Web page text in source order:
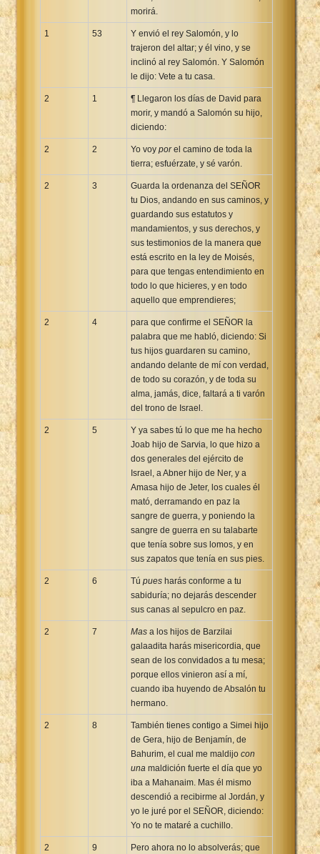
morirá.
1 53
Y envió el rey Salomón, y lo
trajeron del altar; y él vino, y se
inclinó al rey Salomón. Y Salomón
le dijo: Vete a tu casa.
2 1
¶ Llegaron los días de David para
morir, y mandó a Salomón su hijo,
diciendo:
2 2 Yo voy porel camino de toda la
tierra; esfuérzate, y sé varón.
2 3
Guarda la ordenanza del SEÑOR
tu Dios, andando en sus caminos, y
guardando sus estatutos y
mandamientos, y sus derechos, y
sus testimonios de la manera que
está escrito en la ley de Moisés,
para que tengas entendimiento en
todo lo que hicieres, y en todo
aquello que emprendieres;
2 4
para que confirme el SEÑOR la
palabra que me habló, diciendo: Si
tus hijos guardaren su camino,
andando delante de mí con verdad,
de todo su corazón, y de toda su
alma, jamás, dice, faltará a ti varón
del trono de Israel.
2 5
Y ya sabes tú lo que me ha hecho
Joab hijo de Sarvia, lo que hizo a
dos generales del ejército de
Israel, a Abner hijo de Ner, y a
Amasa hijo de Jeter, los cuales él
mató, derramando en paz la
sangre de guerra, y poniendo la
sangre de guerra en su talabarte
que tenía sobre sus lomos, y en
sus zapatos que tenía en sus pies.
2 6 Tú pues harás conforme a tu
sabiduría; no dejarás descender
sus canas al sepulcro en paz.
2 7 Mas a los hijos de Barzilai
galaadita harás misericordia, que
sean de los convidados a tu mesa;
porque ellos vinieron así a mí,
cuando iba huyendo de Absalón tu
hermano.
2 8
También tienes contigo a Simei hijo
de Gera, hijo de Benjamín, de
Bahurim, el cual me maldijo con
una maldición fuerte el día que yo
iba a Mahanaim. Mas él mismo
descendió a recibirme al Jordán, y
yo le juré por el SEÑOR, diciendo:
Yo no te mataré a cuchillo.
2 9
Pero ahora no lo absolverás; que